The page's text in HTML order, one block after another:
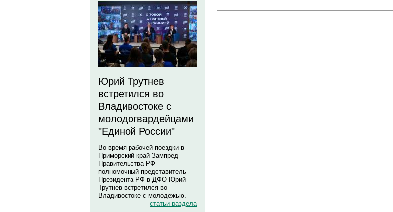
Юрий Трутнев
встретился во
Владивостоке с
молодогвардейцами
"Единой России"
Во время рабочей поездки в
Приморский край Зампред
Правительства РФ –
полномочный представитель
Президента РФ в ДФО Юрий
Трутнев встретился во
Владивостоке с молодежью.
статьи раздела